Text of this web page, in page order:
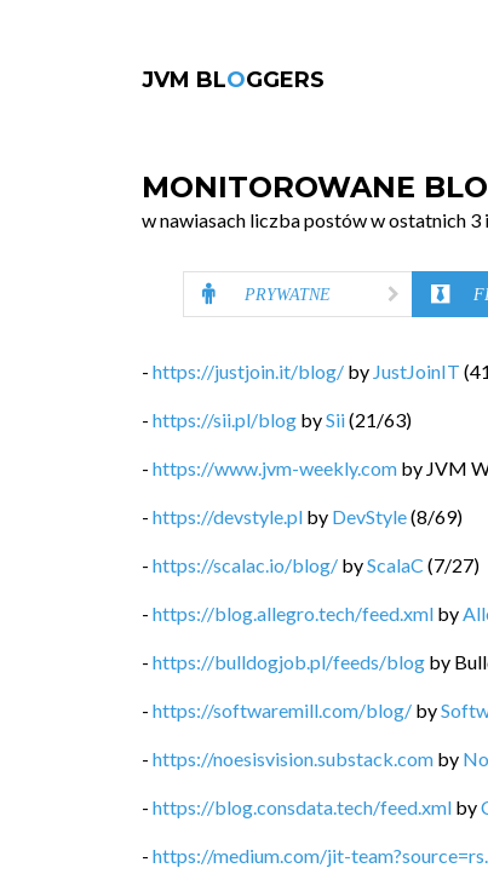
JVM BLOGGERS
MONITOROWANE
w nawiasach liczba postów w ostatnich 3
PRYWATNE
- https://justjoin.it/blog/ by JustJoinIT (41
- https://sii.pl/blog bySii(21/63)
- https://www.jvm-weekly.com by JVM
- https://devstyle.pl by DevStyle(8/69)
- https://scalac.io/blog/ byScalaC (7/27)
- https://blog.allegro.tech/feed.xml by
- https://bulldogjob.pl/feeds/blog by
- https://softwaremill.com/blog/ by
- https://noesisvision.substack.com by
- https://blog.consdata.tech/feed.xml by
- https://medium.com/jit-